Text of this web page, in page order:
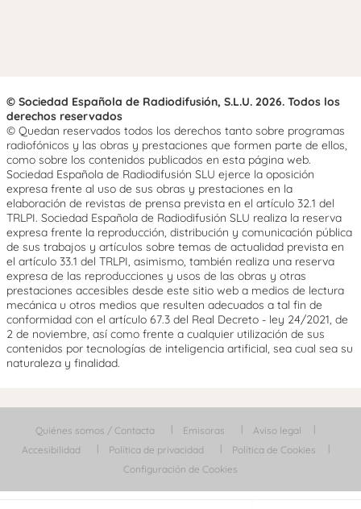
© Sociedad Española de Radiodifusión, S.L.U. 2026. Todos los
derechos reservados
© Quedan reservados todos los derechos tanto sobre programas
radiofónicos y las obras y prestaciones que formen parte de ellos,
como sobre los contenidos publicados en esta página web.
Sociedad Española de Radiodifusión SLU ejerce la oposición
expresa frente al uso de sus obras y prestaciones en la
elaboración de revistas de prensa prevista en el artículo 32.1 del
TRLPI. Sociedad Española de Radiodifusión SLU realiza la reserva
expresa frente la reproducción, distribución y comunicación pública
de sus trabajos y artículos sobre temas de actualidad prevista en
el artículo 33.1 del TRLPI, asimismo, también realiza una reserva
expresa de las reproducciones y usos de las obras y otras
prestaciones accesibles desde este sitio web a medios de lectura
mecánica u otros medios que resulten adecuados a tal fin de
conformidad con el artículo 67.3 del Real Decreto - ley 24/2021, de
2 de noviembre, así como frente a cualquier utilización de sus
contenidos por tecnologías de inteligencia artificial, sea cual sea su
naturaleza y finalidad.
Quiénes somos / Contacta Emisoras
Aviso legal
Accesibilidad
Política de privacidad
Política de Cookies
Configuración de Cookies